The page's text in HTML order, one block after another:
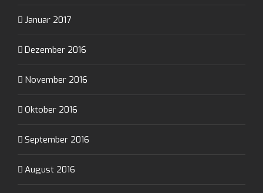
Januar 2017
Dezember 2016
November 2016
Oktober 2016
September 2016
August 2016